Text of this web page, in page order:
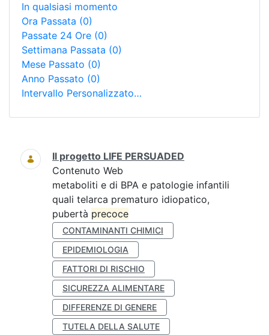
In qualsiasi momento
Ora Passata (0)
Passate 24 Ore (0)
Settimana Passata (0)
Mese Passato (0)
Anno Passato (0)
Intervallo Personalizzato…
Ricerca
Il progetto LIFE PERSUADED
Contenuto Web
metaboliti e di BPA e patologie infantili
quali telarca prematuro idiopatico,
pubertà precoce
CONTAMINANTI CHIMICI
EPIDEMIOLOGIA
FATTORI DI RISCHIO
SICUREZZA ALIMENTARE
DIFFERENZE DI GENERE
TUTELA DELLA SALUTE